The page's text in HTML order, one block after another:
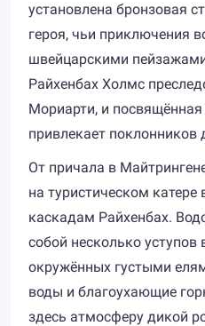
установлена бронзовая
героя, чьи приключения
швейцарскими
Райхенбах Холмс
Мориарти, и
привлекает поклонников
От причала в
на туристическом
каскадам Райхенбах.
собой несколько
окружённых густыми
воды и благоухающие
здесь атмосферу дикой